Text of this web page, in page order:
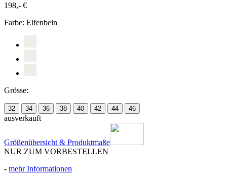
198,- €
Farbe: Elfenbein
Grösse:
32 34 36 38 40 42 44 46
ausverkauft
Größenübersicht & Produktmaße
NUR ZUM VORBESTELLEN
- mehr Informationen